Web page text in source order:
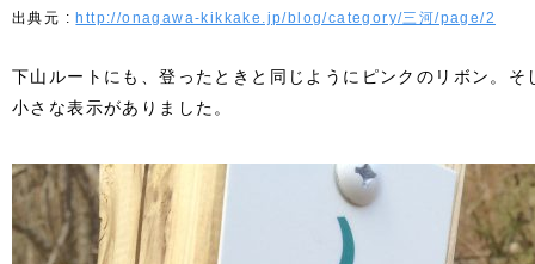
http://onagawa-kikkake.jp/blog/category/三河/page/2
下山ルートにも、登ったときと同じようにピンクのリボン。
小さな表示がありました。